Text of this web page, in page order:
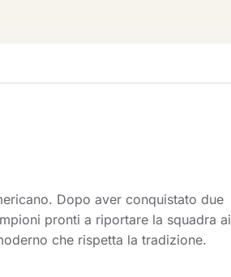
Dopo aver conquistato due
pronti a riportare la squadra ai
che rispetta la tradizione.